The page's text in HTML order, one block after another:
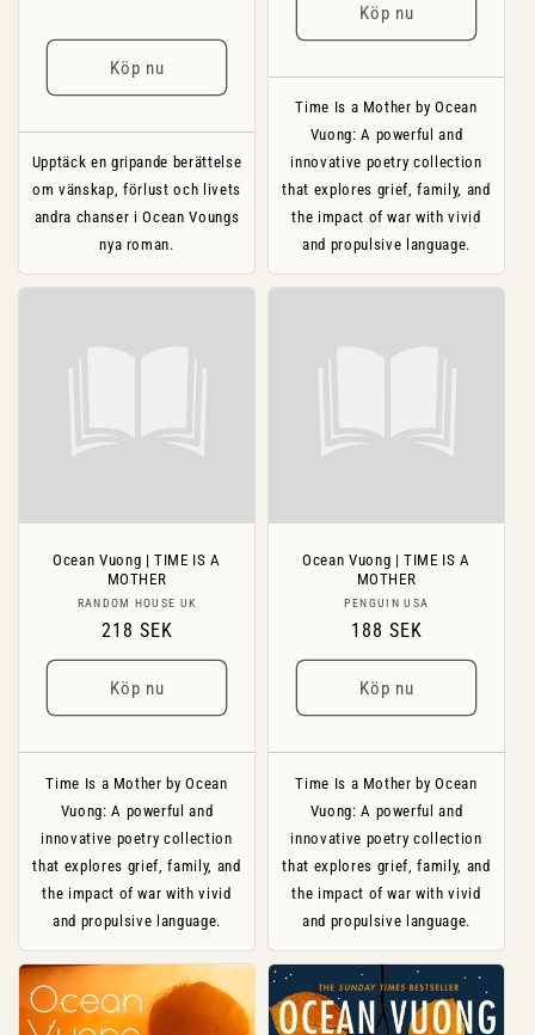
Köp nu
Upptäck en gripande berättelse
om vänskap, förlust och livets
andra chanser i Ocean Voungs
nya roman.
Köp nu
Time Is a Mother by Ocean
Vuong: A powerful and
innovative poetry collection
that explores grief, family, and
the impact of war with vivid
and propulsive language.
Ocean Vuong | TIME IS A
MOTHER
Säljare:
RANDOM HOUSE UK
Ordinarie
pris
218 SEK
Köp nu
Time Is a Mother by Ocean
Vuong: A powerful and
innovative poetry collection
that explores grief, family, and
the impact of war with vivid
and propulsive language.
Ocean Vuong | TIME IS A
MOTHER
Säljare:
PENGUIN USA
Ordinarie
pris
188 SEK
Köp nu
Time Is a Mother by Ocean
Vuong: A powerful and
innovative poetry collection
that explores grief, family, and
the impact of war with vivid
and propulsive language.